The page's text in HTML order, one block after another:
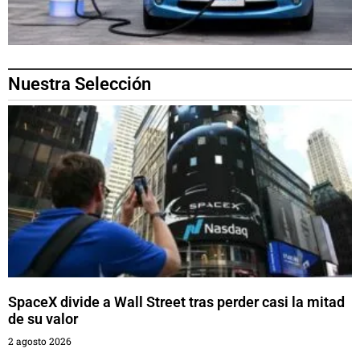
Nuestra Selección
SpaceX divide a Wall Street tras perder casi la mitad
de su valor
2 agosto 2026